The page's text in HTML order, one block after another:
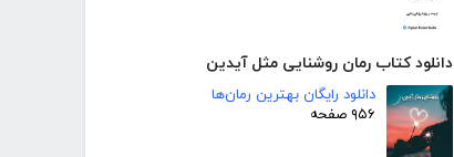
دانلود کتاب رمان روشنایی مثل آیدین
دانلود رایگان بهترین رمان‌ها
۹۵۶ صفحه